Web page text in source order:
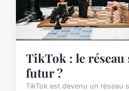
TikTok : le réseau
futur ?
TikTok est devenu un réseau